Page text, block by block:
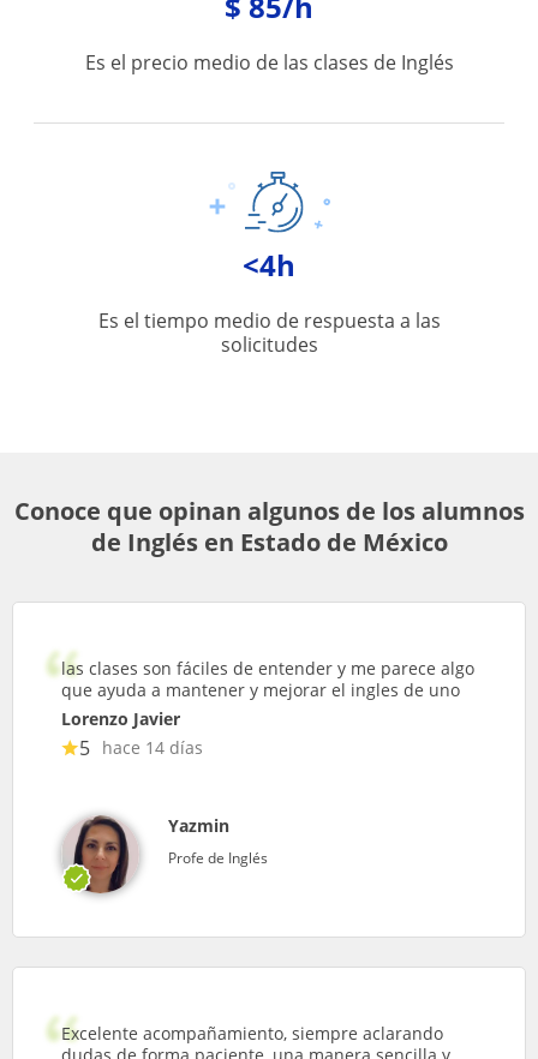
Es el precio medio de las clases de Inglés
<4h
Es el tiempo medio de respuesta a las
solicitudes
Conoce que opinan algunos de los alumnos
de Inglés en Estado de México
las clases son fáciles de entender y me parece algo
que ayuda a mantener y mejorar el ingles de uno
Lorenzo Javier
5 hace 14 días
Yazmin
Profe de Inglés
Excelente acompañamiento, siempre aclarando